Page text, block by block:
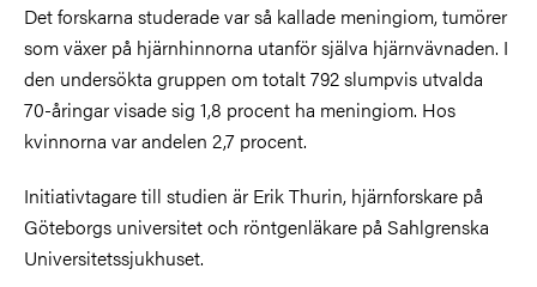
Det forskarna studerade var så kallade meningiom, tumörer
som växer på hjärnhinnorna utanför själva hjärnvävnaden. I
den undersökta gruppen om totalt 792 slumpvis utvalda
70-åringar visade sig 1,8 procent ha meningiom. Hos
kvinnorna var andelen 2,7 procent.
Initiativtagare till studien är Erik Thurin, hjärnforskare på
Göteborgs universitet och röntgenläkare på Sahlgrenska
Universitetssjukhuset.